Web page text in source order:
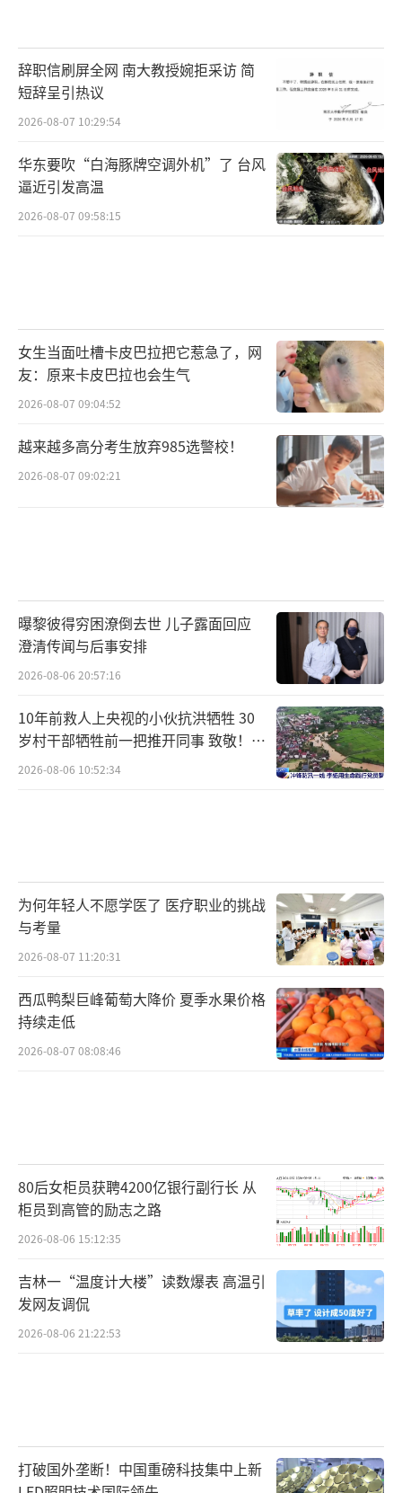
辞职信刷屏全网 南大教授婉拒采访 简
短辞呈引热议
2026-08-07 10:29:54
华东要吹“白海豚牌空调外机”了 台风
逼近引发高温
2026-08-07 09:58:15
女生当面吐槽卡皮巴拉把它惹急了，网
友：原来卡皮巴拉也会生气
2026-08-07 09:04:52
越来越多高分考生放弃985选警校！
2026-08-07 09:02:21
曝黎彼得穷困潦倒去世 儿子露面回应
澄清传闻与后事安排
2026-08-06 20:57:16
10年前救人上央视的小伙抗洪牺牲 30
岁村干部牺牲前一把推开同事 致敬！送
别！
2026-08-06 10:52:34
为何年轻人不愿学医了 医疗职业的挑战
与考量
2026-08-07 11:20:31
西瓜鸭梨巨峰葡萄大降价 夏季水果价格
持续走低
2026-08-07 08:08:46
80后女柜员获聘4200亿银行副行长 从
柜员到高管的励志之路
2026-08-06 15:12:35
吉林一“温度计大楼”读数爆表 高温引
发网友调侃
2026-08-06 21:22:53
打破国外垄断！中国重磅科技集中上新